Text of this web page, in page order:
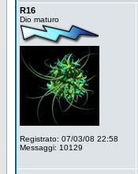
R16
Dio maturo
Registrato: 07/03/08 22:58
Messaggi: 10129